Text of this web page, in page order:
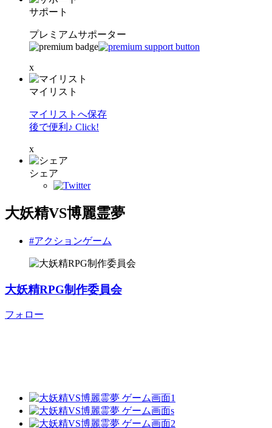
サポート
プレミアムサポーター
x
マイリスト
マイリストへ保存
後で便利♪ Click!
x
シェア
大妖精VS博麗霊夢
#アクションゲーム
大妖精RPG制作委員会
フォロー